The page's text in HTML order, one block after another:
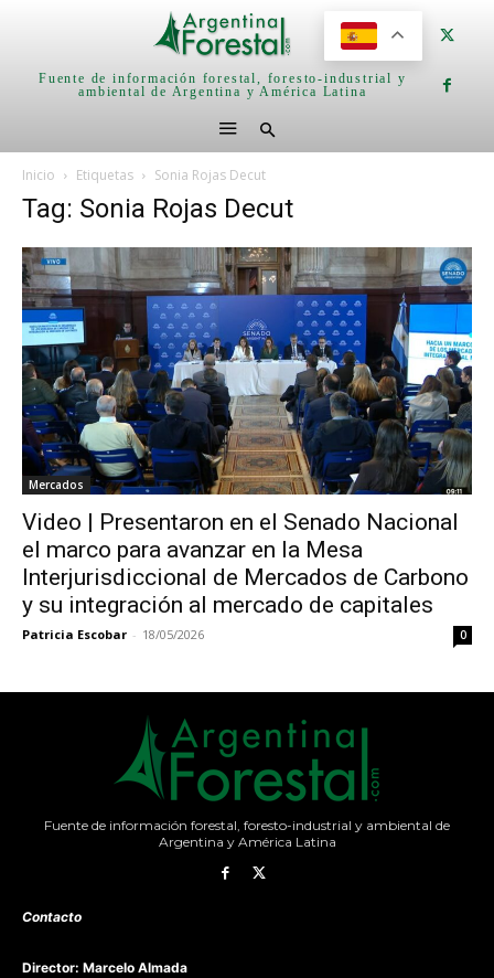
Fuente de información forestal, foresto-industrial y
ambiental de Argentina y América Latina
Inicio Etiquetas Sonia Rojas Decut
Tag: Sonia Rojas Decut
Mercados
Video | Presentaron en el Senado Nacional
el marco para avanzar en la Mesa
Interjurisdiccional de Mercados de Carbono
y su integración al mercado de capitales
Patricia Escobar - 18/05/2026 0
Fuente de información forestal, foresto-industrial y ambiental de
Argentina y América Latina
Contacto
Director: Marcelo Almada